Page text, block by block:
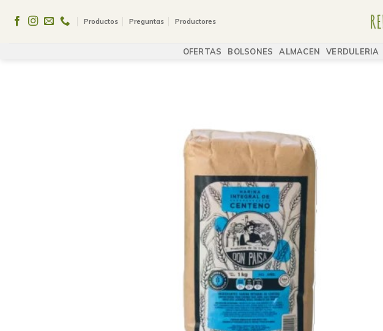
Productos Preguntas Productores
OFERTAS BOLSONES ALMACEN VERDULERIA